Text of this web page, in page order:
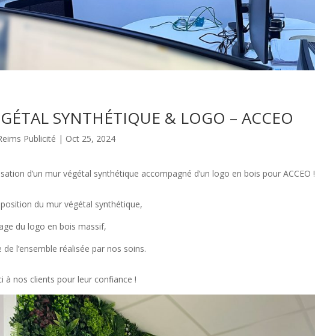
SYNTHÉTIQUE & LOGO – ACCEO
Publicité | Oct 25, 2024
d’un mur végétal synthétique accompagné d’un logo en bois pour ACCEO !
du mur végétal synthétique,
du logo en bois massif,
de l’ensemble réalisée par nos soins.
à nos clients pour leur confiance !